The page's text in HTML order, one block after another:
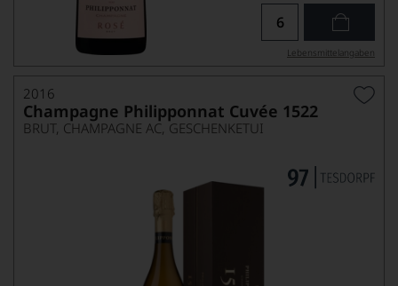
Lebensmittel­angaben
2016
Champagne Philipponnat Cuvée 1522
BRUT, CHAMPAGNE AC, GESCHENKETUI